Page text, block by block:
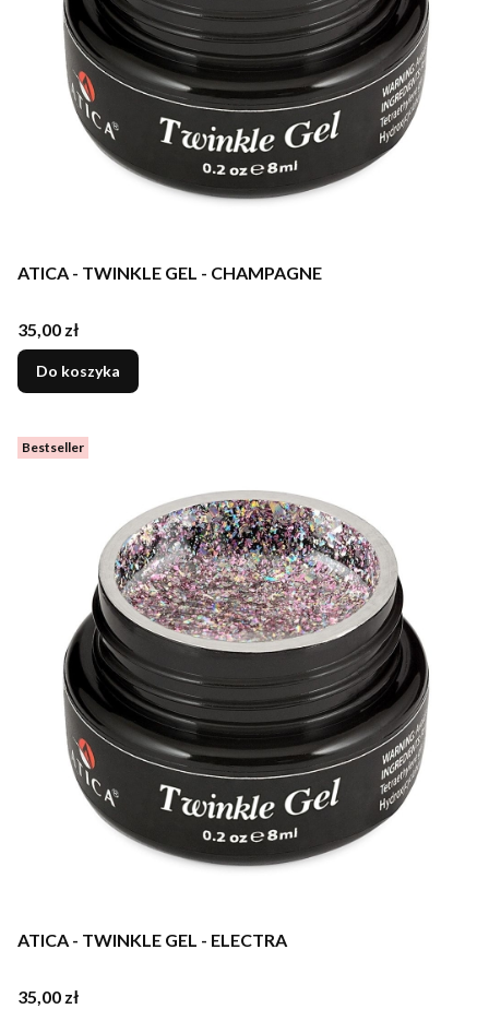
ATICA - TWINKLE GEL - CHAMPAGNE
Cena
35,00 zł
Do koszyka
Bestseller
ATICA - TWINKLE GEL - ELECTRA
Cena
35,00 zł